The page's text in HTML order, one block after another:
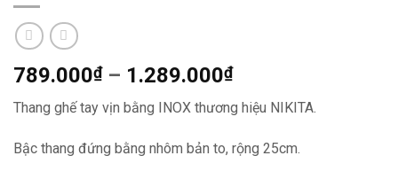
789.000₫ – 1.289.000₫Khoảng
giá:
từ
789.000₫
đến
Thang ghế tay vịn bằng INOX thương hiệu NIKITA.
Bậc thang đứng bằng nhôm bản to, rộng 25cm.